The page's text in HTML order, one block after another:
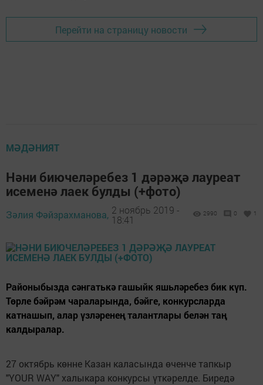
Перейти на страницу новости
МӘДӘНИЯТ
Нәни биючеләребез 1 дәрәҗә лауреат
исеменә лаек булды (+фото)
Зәлия Фәйзрахманова, 2 ноябрь 2019 -
18:41
2990 0 1
Районыбызда сәнгатькә гашыйк яшьләребез бик күп.
Төрле бәйрәм чараларында, бәйге, конкурсларда
катнашып, алар үзләренең талантлары белән таң
калдыралар.
27 октябрь көнне Казан каласында өченче тапкыр
"YOUR WAY" халыкара конкурсы үткәрелде. Биредә